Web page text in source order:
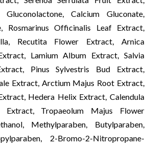
Gluconolactone, Calcium Gluconate,
Rosmarinus Officinalis Leaf Extract,
Recutita Flower Extract, Arnica
Lamium Album Extract, Salvia
Pinus Sylvestris Bud Extract,
Extract, Arctium Majus Root Extract,
Hedera Helix Extract, Calendula
Extract, Tropaeolum Majus Flower
Methylparaben, Butylparaben,
2-Bromo-2-Nitropropane-